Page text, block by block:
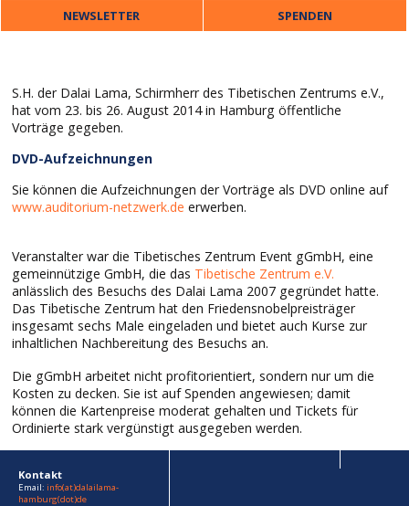
NEWSLETTER SPENDEN
S.H. der Dalai Lama, Schirmherr des Tibetischen Zentrums e.V.,
hat vom 23. bis 26. August 2014 in Hamburg öffentliche
Vorträge gegeben.
DVD-Aufzeichnungen
Sie können die Aufzeichnungen der Vorträge als DVD online auf
www.auditorium-netzwerk.de erwerben.
Veranstalter war die Tibetisches Zentrum Event gGmbH, eine
gemeinnützige GmbH, die das Tibetische Zentrum e.V.
anlässlich des Besuchs des Dalai Lama 2007 gegründet hatte.
Das Tibetische Zentrum hat den Friedensnobelpreisträger
insgesamt sechs Male eingeladen und bietet auch Kurse zur
inhaltlichen Nachbereitung des Besuchs an.
Die gGmbH arbeitet nicht profitorientiert, sondern nur um die
Kosten zu decken. Sie ist auf Spenden angewiesen; damit
können die Kartenpreise moderat gehalten und Tickets für
Ordinierte stark vergünstigt ausgegeben werden.
Kontakt
Email: info(at)dalailama-
hamburg(dot)de